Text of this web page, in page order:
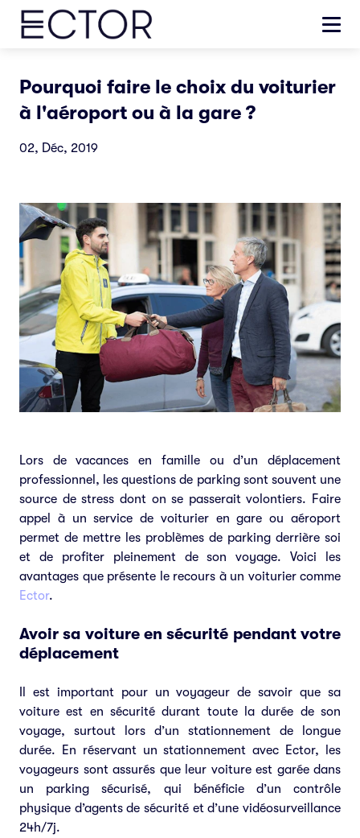
Pourquoi faire le choix du voiturier
à l'aéroport ou à la gare ?
02, Déc, 2019
Lors de vacances en famille ou d’un déplacement
professionnel, les questions de parking sont souvent une
source de stress dont on se passerait volontiers. Faire
appel à un service de voiturier en gare ou aéroport
permet de mettre les problèmes de parking derrière soi
et de profiter pleinement de son voyage. Voici les
avantages que présente le recours à un voiturier comme
Ector.
Avoir sa voiture en sécurité pendant votre
déplacement
Il est important pour un voyageur de savoir que sa
voiture est en sécurité durant toute la durée de son
voyage, surtout lors d’un stationnement de longue
durée. En réservant un stationnement avec Ector, les
voyageurs sont assurés que leur voiture est garée dans
un parking sécurisé, qui bénéficie d’un contrôle
physique d’agents de sécurité et d’une vidéosurveillance
24h/7j.